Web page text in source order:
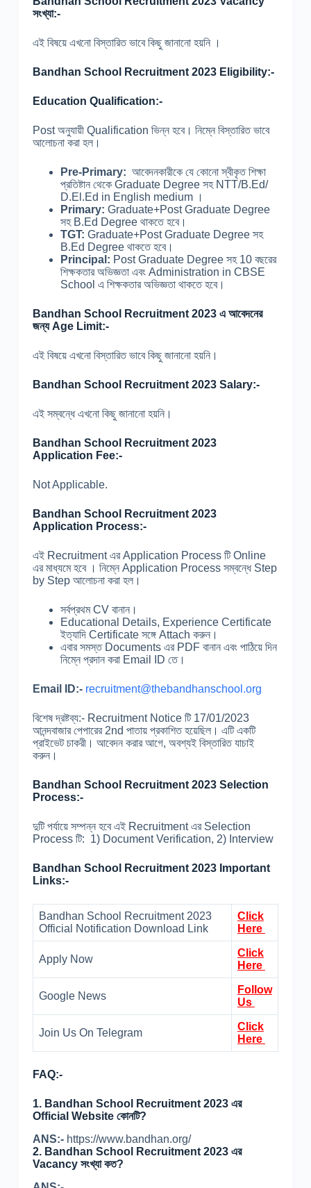
সংখ্যা:-
এই বিষয়ে এখনো বিস্তারিত ভাবে কিছু জানানো হয়নি ।
Bandhan School Recruitment 2023 Eligibility:-
Education Qualification:-
Post অনুযায়ী Qualification ভিন্ন হবে। নিম্নে বিস্তারিত ভাবে
আলোচনা করা হল।
Pre-Primary: আবেদনকারীকে যে কোনো স্বীকৃত শিক্ষা
প্রতিষ্টান থেকে Graduate Degree সহ NTT/B.Ed/
D.El.Ed in English medium ।
Primary: Graduate+Post Graduate Degree
সহ B.Ed Degree থাকতে হবে।
TGT: Graduate+Post Graduate Degree সহ
B.Ed Degree থাকতে হবে।
Principal: Post Graduate Degree সহ 10 বছরের
শিক্ষকতার অভিজ্ঞতা এবং Administration in CBSE
School এ শিক্ষকতার অভিজ্ঞতা থাকতে হবে।
Bandhan School Recruitment 2023 এ আবেদনের
জন্য Age Limit:-
এই বিষয়ে এখনো বিস্তারিত ভাবে কিছু জানানো হয়নি।
Bandhan School Recruitment 2023 Salary:-
এই সম্বন্ধে এখনো কিছু জানানো হয়নি।
Bandhan School Recruitment 2023
Application Fee:-
Not Applicable.
Bandhan School Recruitment 2023
Application Process:-
এই Recruitment এর Application Process টি Online
এর মাধ্যমে হবে । নিম্নে Application Process সম্বন্ধে Step
by Step আলোচনা করা হল।
সর্বপ্রথম CV বানান।
Educational Details, Experience Certificate
ইত্যাদি Certificate সঙ্গে Attach করুন।
এবার সমস্ত Documents এর PDF বানান এবং পাঠিয়ে দিন
নিম্নে প্রদান করা Email ID তে।
Email ID:- recruitment@thebandhanschool.org
বিশেষ দ্রষ্টব্য:- Recruitment Notice টি 17/01/2023
আনন্দবাজার পেপারের 2nd পাতায় প্রকাশিত হয়েছিল। এটি একটি
প্রাইভেট চাকরী। আবেদন করার আগে, অবশ্যই বিস্তারিত যাচাই
করুন।
Bandhan School Recruitment 2023 Selection
Process:-
দুটি পর্যায়ে সম্পন্ন হবে এই Recruitment এর Selection
Process টি: 1) Document Verification, 2) Interview
Bandhan School Recruitment 2023 Important
Links:-
Bandhan School Recruitment 2023
Official Notification Download Link
Click
Here
Apply Now
Click
Here
Google News
Follow
Us
Join Us On Telegram
Click
Here
FAQ:-
1. Bandhan School Recruitment 2023 এর
Official Website কোনটি?
ANS:-https://www.bandhan.org/
2. Bandhan School Recruitment 2023 এর
Vacancy সংখ্যা কত?